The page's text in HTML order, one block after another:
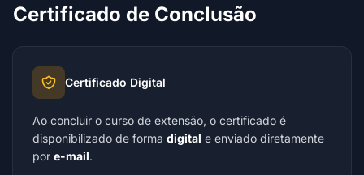
Certificado de Conclusão
Certificado Digital
Ao concluir o curso de extensão, o certificado é
disponibilizado de forma digital e enviado diretamente
por e-mail.